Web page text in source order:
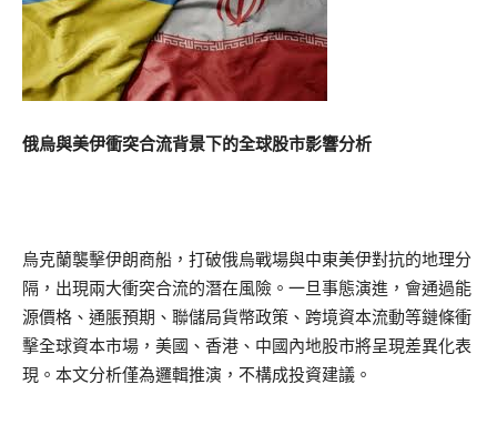
俄烏與美伊衝突合流背景下的全球股市影響分析
烏克蘭襲擊伊朗商船，打破俄烏戰場與中東美伊對抗的地理分
隔，出現兩大衝突合流的潛在風險。一旦事態演進，會通過能
源價格、通脹預期、聯儲局貨幣政策、跨境資本流動等鏈條衝
擊全球資本市場，美國、香港、中國內地股市將呈現差異化表
現。本文分析僅為邏輯推演，不構成投資建議。